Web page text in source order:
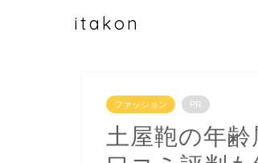
itakon
ファッション PR
土屋鞄の年